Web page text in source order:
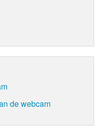
de webcam